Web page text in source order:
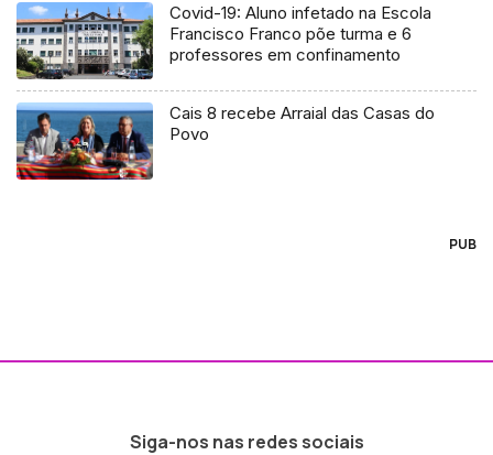
Covid-19: Aluno infetado na Escola
Francisco Franco põe turma e 6
professores em confinamento
Cais 8 recebe Arraial das Casas do
Povo
PUB
Siga-nos nas redes sociais